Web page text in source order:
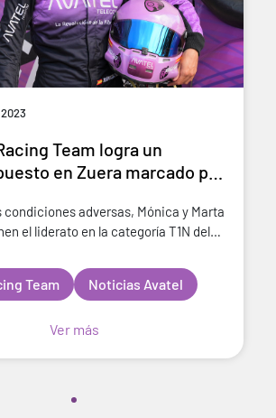
Team logra un
en Zuera marcado por
condiciones adversas, Mónica y Marta
el liderato en la categoría T1N del
temporal del fin de semana hiz
Team Noticias Avatel
Ver más